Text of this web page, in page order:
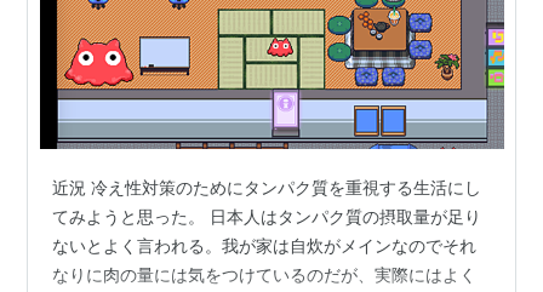
近況 冷え性対策のためにタンパク質を重視する生活にし
てみようと思った。 日本人はタンパク質の摂取量が足り
ないとよく言われる。我が家は自炊がメインなのでそれ
なりに肉の量には気をつけているのだが、実際にはよく